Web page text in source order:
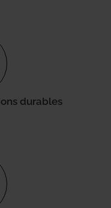
durables